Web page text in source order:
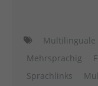
Multilinguale
Mehrsprachig
Sprachlinks